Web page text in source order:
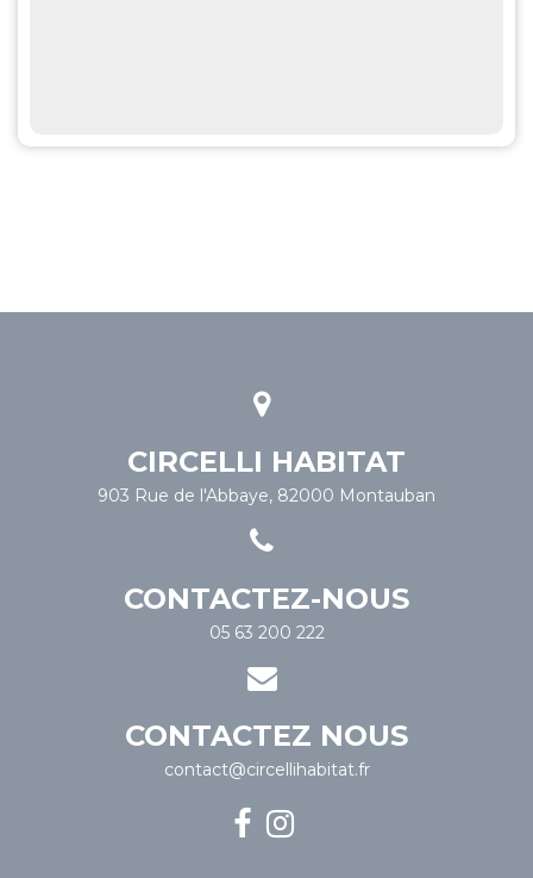
CIRCELLI HABITAT
903 Rue de l'Abbaye, 82000 Montauban
CONTACTEZ-NOUS
05 63 200 222
CONTACTEZ NOUS
contact@circellihabitat.fr